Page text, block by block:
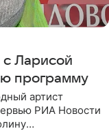
с Ларисой
программу
артист
РИА Новости